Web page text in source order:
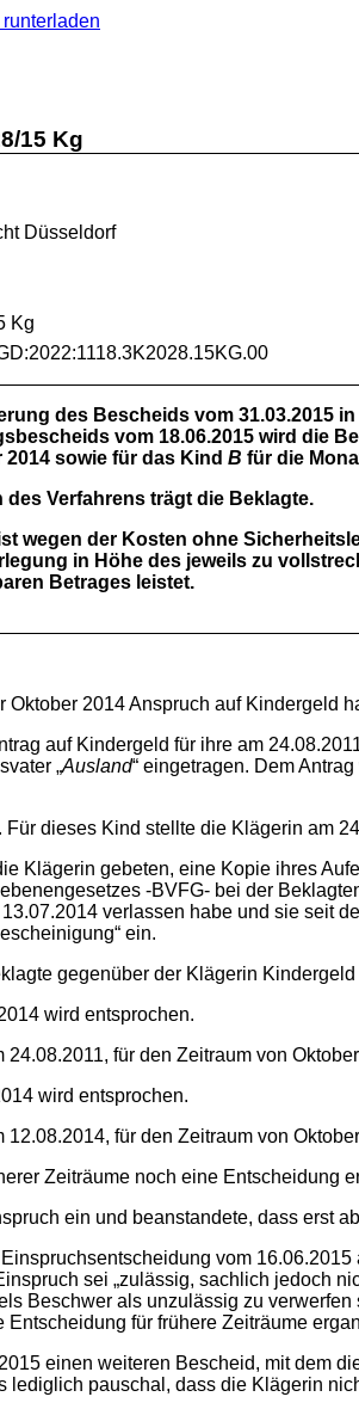
15 Kg
Düsseldorf
Kg
des Bescheids vom 31.03.2015
vom 18.06.2015 wird die
2014 sowie für das KindB für die
des Verfahrens trägt die Beklagte.
wegen der Kosten ohne
in Höhe des jeweils zu
Betrages leistet.
2014 Anspruch auf Kindergeld
auf Kindergeld für ihre am
„Ausland“ eingetragen. Dem
Für dieses Kind stellte die Klägerin am
Klägerin gebeten, eine Kopie ihres
-BVFG- bei der
verlassen habe und sie seit
ein.
gegenüber der Klägerin
wird entsprochen.
24.08.2011, für den Zeitraum von
wird entsprochen.
12.08.2014, für den Zeitraum von
Zeiträume noch eine Entscheidung
ein und beanstandete, dass erst
vom
sei „zulässig, sachlich jedoch
Beschwer als unzulässig zu
für frühere Zeiträume
einen weiteren Bescheid, mit dem
pauschal, dass die Klägerin